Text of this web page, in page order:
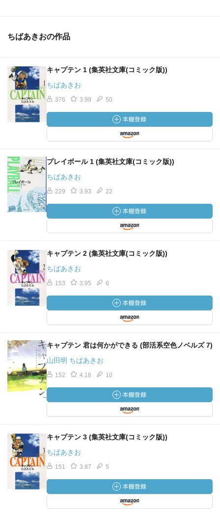
ちばあきおの作品
キャプテン 1 (集英社文庫(コミック版))
ちばあきお
376 3.99 50
プレイボール 1 (集英社文庫(コミック版))
ちばあきお
229 3.93 22
キャプテン 2 (集英社文庫(コミック版))
ちばあきお
153 3.95 6
キャプテン 君は何かができる (部活系空色ノベルズ 7)
山田明 ちばあきお
152 4.16 10
キャプテン 3 (集英社文庫(コミック版))
ちばあきお
151 3.87 5